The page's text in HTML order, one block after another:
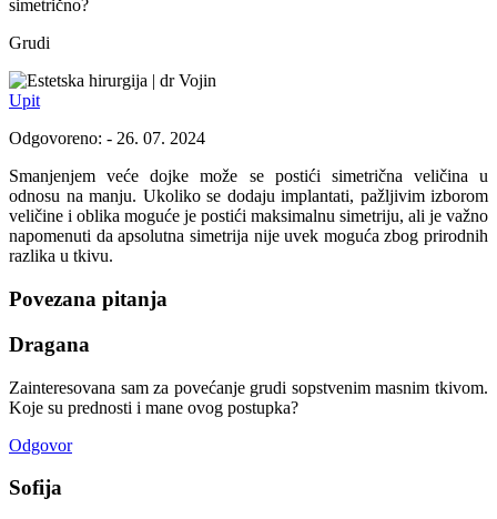
simetrično?
Grudi
dr Vojin
Upit
Odgovoreno: - 26. 07. 2024
Smanjenjem veće dojke može se postići simetrična veličina u
odnosu na manju. Ukoliko se dodaju implantati, pažljivim izborom
veličine i oblika moguće je postići maksimalnu simetriju, ali je važno
napomenuti da apsolutna simetrija nije uvek moguća zbog prirodnih
razlika u tkivu.
Povezana pitanja
Dragana
Zainteresovana sam za povećanje grudi sopstvenim masnim tkivom.
Koje su prednosti i mane ovog postupka?
Odgovor
Sofija